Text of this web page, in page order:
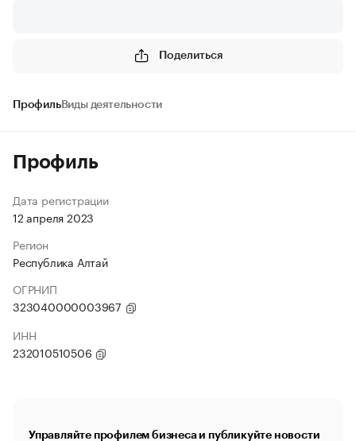
Поделиться
ПрофильВиды деятельности
Профиль
Дата регистрации
12 апреля 2023
Регион
Республика Алтай
ОГРНИП
323040000003967
ИНН
232010510506
Управляйте профилем бизнеса и публикуйте новости